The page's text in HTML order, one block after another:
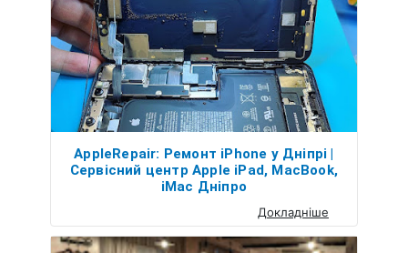
AppleRepair: Ремонт iPhone у Дніпрі |
Сервісний центр Apple iPad, MacBook,
iMac Дніпро
Докладніше